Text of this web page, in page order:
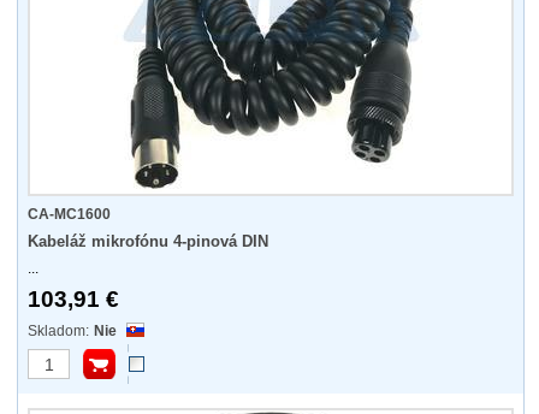
CA-MC1600
Kabeláž mikrofónu 4-pinová DIN
...
103,91 €
Nie